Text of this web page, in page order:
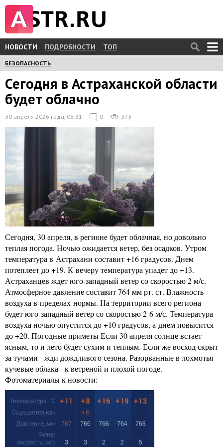
НОВОСТИ ПОДРОБНОСТИ ТОП
БЕЗОПАСНОСТЬ
Сегодня в Астраханской области
будет облачно
30 апреля 2026 года, 08:31 0 373
Сегодня, 30 апреля, в регионе будет облачная, но довольно
теплая погода. Ночью ожидается ветер, без осадков. Утром
температура в Астрахани составит +16 градусов. Днем
потеплеет до +19. К вечеру температура упадет до +13.
Астраханцев ждет юго-западный ветер со скоростью 2 м/с.
Атмосферное давление составит 764 мм рт. ст. Влажность
воздуха в пределах нормы. На территории всего региона
будет юго-западный ветер со скоростью 2-6 м/с. Температура
воздуха ночью опустится до +10 градусов, а днем повысится
до +20. Погодные приметы Если 30 апреля солнце встает
ясным, то и лето будет сухим и теплым. Если же восход скрыт
за тучами - жди дождливого сезона. Разорванные в лохмотья
кучевые облака - к ветреной и плохой погоде.
Фотоматериалы к новости: